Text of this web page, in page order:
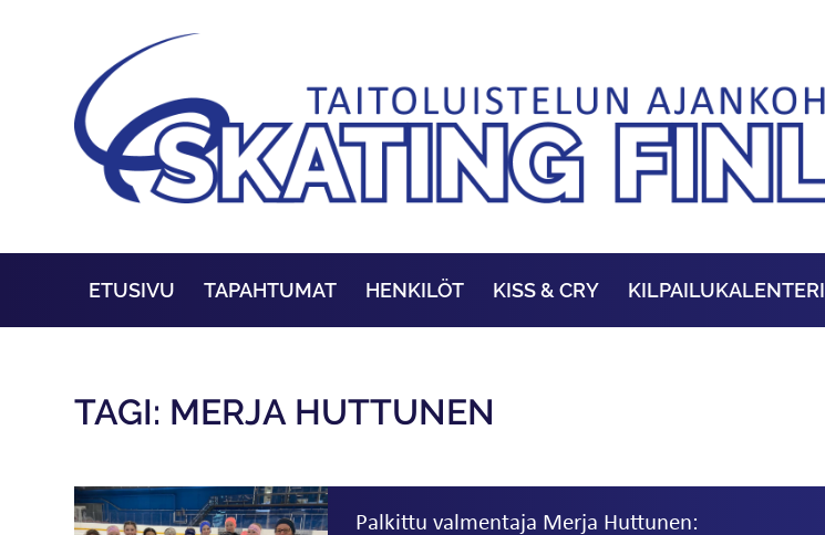
ETUSIVU TAPAHTUMAT HENKILÖT KISS & CRY KILPAILUKALENTERI
TAGI: MERJA HUTTUNEN
Palkittu valmentaja Merja Huttunen: